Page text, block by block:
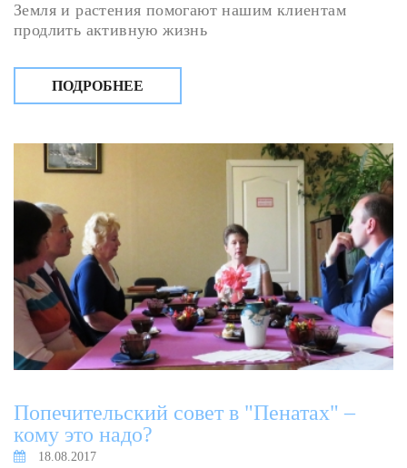
Земля и растения помогают нашим клиентам
продлить активную жизнь
ПОДРОБНЕЕ
Попечительский совет в "Пенатах" –
кому это надо?
18.08.2017